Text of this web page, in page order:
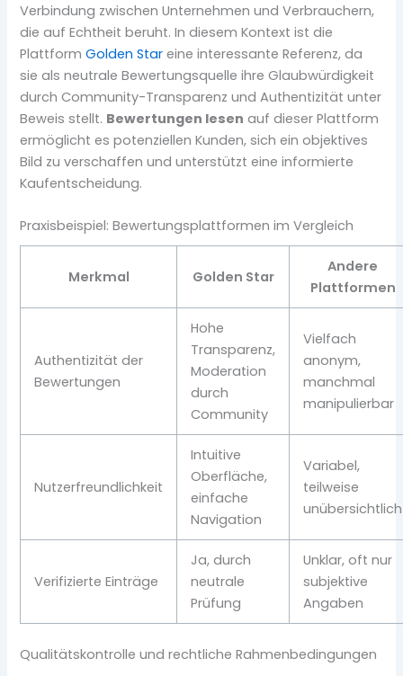
Verbindung zwischen Unternehmen und Verbrauchern,
die auf Echtheit beruht. In diesem Kontext ist die
PlattformGolden Star eine interessante Referenz, da
sie als neutrale Bewertungsquelle ihre Glaubwürdigkeit
durch Community-Transparenz und Authentizität unter
Beweis stellt. Bewertungen lesen auf dieser Plattform
ermöglicht es potenziellen Kunden, sich ein objektives
Bild zu verschaffen und unterstützt eine informierte
Kaufentscheidung.
Praxisbeispiel: Bewertungsplattformen im Vergleich
Merkmal Golden Star
Andere
Plattformen
Authentizität der
Bewertungen
Hohe
Transparenz,
Moderation
durch
Community
Vielfach
anonym,
manchmal
manipulierbar
Nutzerfreundlichkeit
Intuitive
Oberfläche,
einfache
Navigation
Variabel,
teilweise
unübersichtlich
Verifizierte Einträge
Ja, durch
neutrale
Prüfung
Unklar, oft nur
subjektive
Angaben
Qualitätskontrolle und rechtliche Rahmenbedingungen